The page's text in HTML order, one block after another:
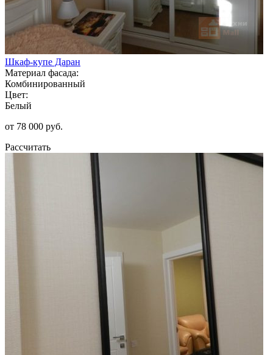
Шкаф-купе Даран
Материал фасада:
Комбинированный
Цвет:
Белый
от 78 000 руб.
Рассчитать